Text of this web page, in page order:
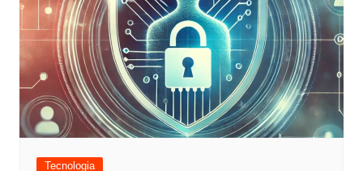
Tecnologia